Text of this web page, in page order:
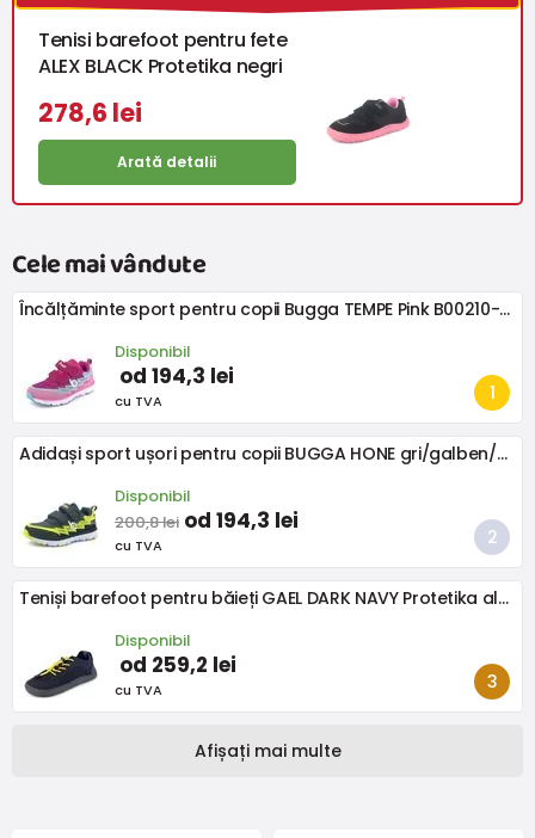
Tenisi barefoot pentru fete
ALEX BLACK Protetika negri
278,6 lei
Arată detalii
Cele mai vândute
Încălțăminte sport pentru copii Bugga TEMPE Pink B00210-03
Disponibil
od 194,3 lei
cu TVA
Adidași sport ușori pentru copii BUGGA HONE gri/galben/negru
Disponibil
200,8 lei od 194,3 lei
cu TVA
Teniși barefoot pentru băieți GAEL DARK NAVY Protetika albaștri
Disponibil
od 259,2 lei
cu TVA
Afișați mai multe